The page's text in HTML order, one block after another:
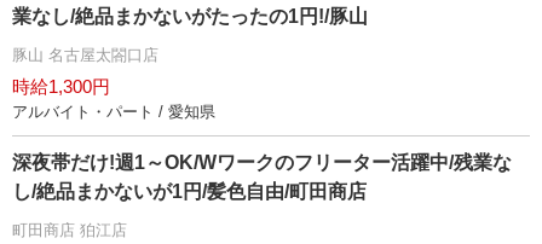
業なし/絶品まかないがたったの1円!/豚山
豚山 名古屋太閤口店
時給1,300円
アルバイト・パート / 愛知県
深夜帯だけ!週1～OK/Wワークのフリーター活躍中/残業な
し/絶品まかないが1円/髪色自由/町田商店
町田商店 狛江店